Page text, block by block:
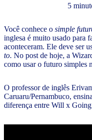
5
Você conhece o simple
inglesa é muito usado para
aconteceram. Ele deve ser
to. No post de hoje, a
como usar o futuro simples
O professor de inglês
Caruaru/Pernambuco,
diferença entre Will x